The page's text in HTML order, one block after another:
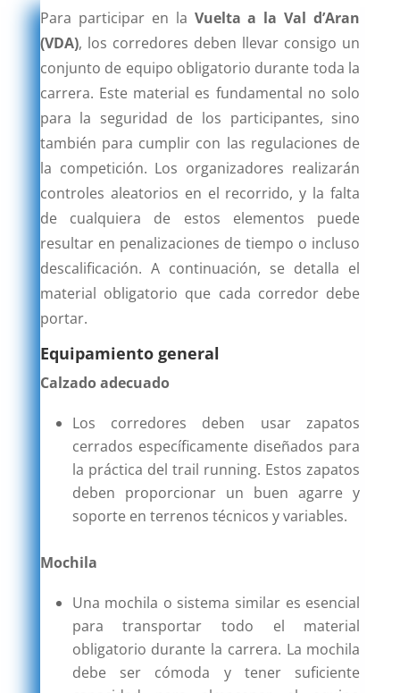
Para participar en la Vuelta a la Val d’Aran
(VDA), los corredores deben llevar consigo un
conjunto de equipo obligatorio durante toda la
carrera. Este material es fundamental no solo
para la seguridad de los participantes, sino
también para cumplir con las regulaciones de
la competición. Los organizadores realizarán
controles aleatorios en el recorrido, y la falta
de cualquiera de estos elementos puede
resultar en penalizaciones de tiempo o incluso
descalificación. A continuación, se detalla el
material obligatorio que cada corredor debe
portar.
Equipamiento general
Calzado adecuado
Los corredores deben usar zapatos
cerrados específicamente diseñados para
la práctica del trail running. Estos zapatos
deben proporcionar un buen agarre y
soporte en terrenos técnicos y variables.
Mochila
Una mochila o sistema similar es esencial
para transportar todo el material
obligatorio durante la carrera. La mochila
debe ser cómoda y tener suficiente